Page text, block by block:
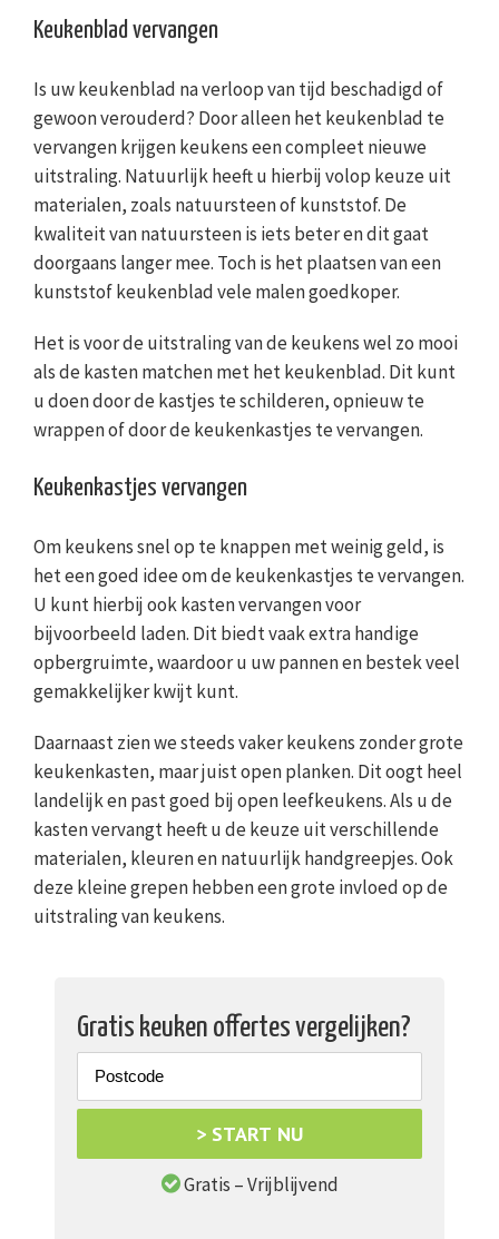
Keukenblad vervangen
Is uw keukenblad na verloop van tijd beschadigd of
gewoon verouderd? Door alleen het keukenblad te
vervangen krijgen keukens een compleet nieuwe
uitstraling. Natuurlijk heeft u hierbij volop keuze uit
materialen, zoals natuursteen of kunststof. De
kwaliteit van natuursteen is iets beter en dit gaat
doorgaans langer mee. Toch is het plaatsen van een
kunststof keukenblad vele malen goedkoper.
Het is voor de uitstraling van de keukens wel zo mooi
als de kasten matchen met het keukenblad. Dit kunt
u doen door de kastjes te schilderen, opnieuw te
wrappen of door de keukenkastjes te vervangen.
Keukenkastjes vervangen
Om keukens snel op te knappen met weinig geld, is
het een goed idee om de keukenkastjes te vervangen.
U kunt hierbij ook kasten vervangen voor
bijvoorbeeld laden. Dit biedt vaak extra handige
opbergruimte, waardoor u uw pannen en bestek veel
gemakkelijker kwijt kunt.
Daarnaast zien we steeds vaker keukens zonder grote
keukenkasten, maar juist open planken. Dit oogt heel
landelijk en past goed bij open leefkeukens. Als u de
kasten vervangt heeft u de keuze uit verschillende
materialen, kleuren en natuurlijk handgreepjes. Ook
deze kleine grepen hebben een grote invloed op de
uitstraling van keukens.
Gratis keuken offertes vergelijken?
> START NU
Gratis – Vrijblijvend